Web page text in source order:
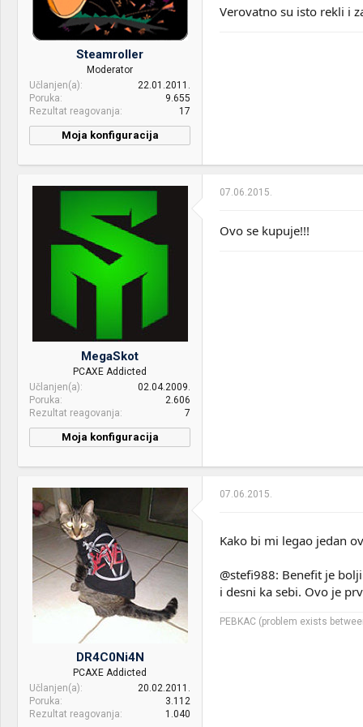
HDD:
Kingston SSD
V300,Samsung 2Tb,WD
1.5Tb
Sound:
AKG GHS 1 Camouflage
Earphones, Headset with
Microphone
Case: Raidmax Vortex V4
PSU: TT Smart 730W
keyboard:
MSI Interceptor DS100
Internet: 12Mbps
OS & Browser:
Windows 7, Google
Chrome
Steamroller
Moderator
Učlanjen(a)
22.01.2011.
Poruka
9.655
Rezultat reagovanja
17
Moja konfiguracija
w/HT CM Nepton 280L
Motherboard: Gigabyte Z77X-UP7
4x4Gb Patriot @1866MHz
VGA & cooler:
ASUS 280X + Morpheus +
Display:
HDD: Samsung 840 Evo 120GB
Sound: Integruša
Case: HAF XB
Seasonic SS-620GM
Mice &
keyboard:
CM Storm Recon White +
Genius Imperator
OS & Browser: Win 7 64bit
Other: Fluffy Cat and Dog
Verovatno su isto rekli i
MegaSkot
PCAXE Addicted
Učlanjen(a)
02.04.2009.
Poruka
2.606
Rezultat reagovanja
7
Moja konfiguracija
07.06.2015.
Ovo se kupuje!!!
DR4C0Ni4N
PCAXE Addicted
Učlanjen(a)
20.02.2011.
Poruka
3.112
Rezultat reagovanja
1.040
07.06.2015.
Kako bi mi legao jedan
@stefi988: Benefit je
i desni ka sebi. Ovo je
PEBKAC (problem exists